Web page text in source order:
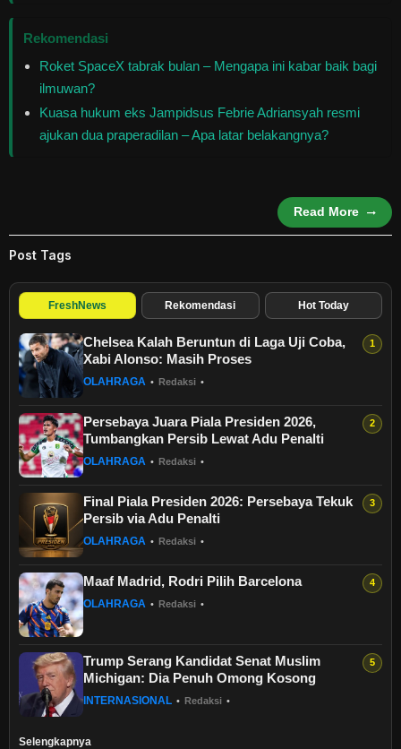
Rekomendasi
Roket SpaceX tabrak bulan – Mengapa ini kabar baik bagi
ilmuwan?
Kuasa hukum eks Jampidsus Febrie Adriansyah resmi
ajukan dua praperadilan – Apa latar belakangnya?
Read More
Post Tags
FreshNews Rekomendasi Hot Today
Chelsea Kalah Beruntun di Laga Uji Coba,
Xabi Alonso: Masih Proses
OLAHRAGA • Redaksi •
Persebaya Juara Piala Presiden 2026,
Tumbangkan Persib Lewat Adu Penalti
OLAHRAGA • Redaksi •
Final Piala Presiden 2026: Persebaya Tekuk
Persib via Adu Penalti
OLAHRAGA • Redaksi •
Maaf Madrid, Rodri Pilih Barcelona
OLAHRAGA • Redaksi •
Trump Serang Kandidat Senat Muslim
Michigan: Dia Penuh Omong Kosong
INTERNASIONAL • Redaksi •
Selengkapnya